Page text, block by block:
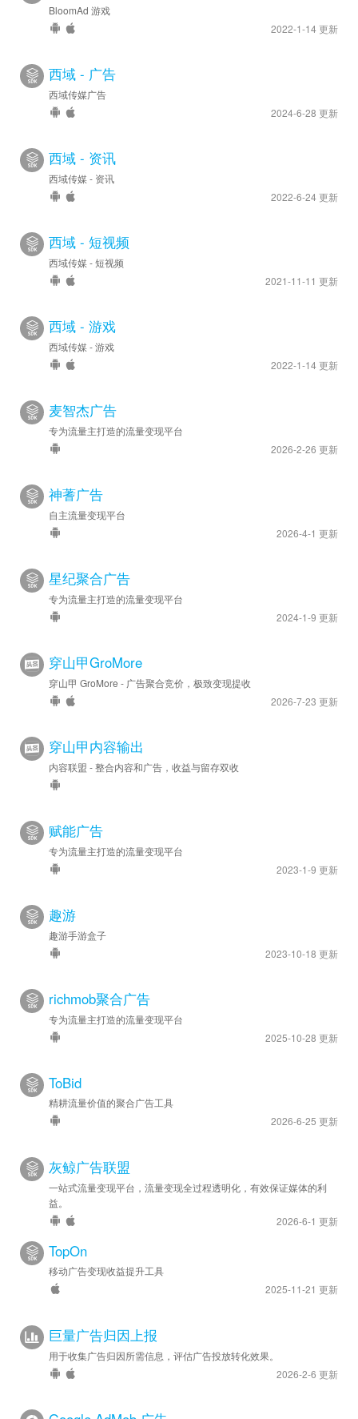
BloomAd 游戏
2022-1-14 更新
西域 - 广告
西域传媒广告
2024-6-28 更新
西域 - 资讯
西域传媒 - 资讯
2022-6-24 更新
西域 - 短视频
西域传媒 - 短视频
2021-11-11 更新
西域 - 游戏
西域传媒 - 游戏
2022-1-14 更新
麦智杰广告
专为流量主打造的流量变现平台
2026-2-26 更新
神蓍广告
自主流量变现平台
2026-4-1 更新
星纪聚合广告
专为流量主打造的流量变现平台
2024-1-9 更新
穿山甲GroMore
穿山甲 GroMore - 广告聚合竞价，极致变现提收
2026-7-23 更新
穿山甲内容输出
内容联盟 - 整合内容和广告，收益与留存双收
赋能广告
专为流量主打造的流量变现平台
2023-1-9 更新
趣游
趣游手游盒子
2023-10-18 更新
richmob聚合广告
专为流量主打造的流量变现平台
2025-10-28 更新
ToBid
精耕流量价值的聚合广告工具
2026-6-25 更新
灰鲸广告联盟
一站式流量变现平台，流量变现全过程透明化，有效保证媒体的利
益。
2026-6-1 更新
TopOn
移动广告变现收益提升工具
2025-11-21 更新
巨量广告归因上报
用于收集广告归因所需信息，评估广告投放转化效果。
2026-2-6 更新